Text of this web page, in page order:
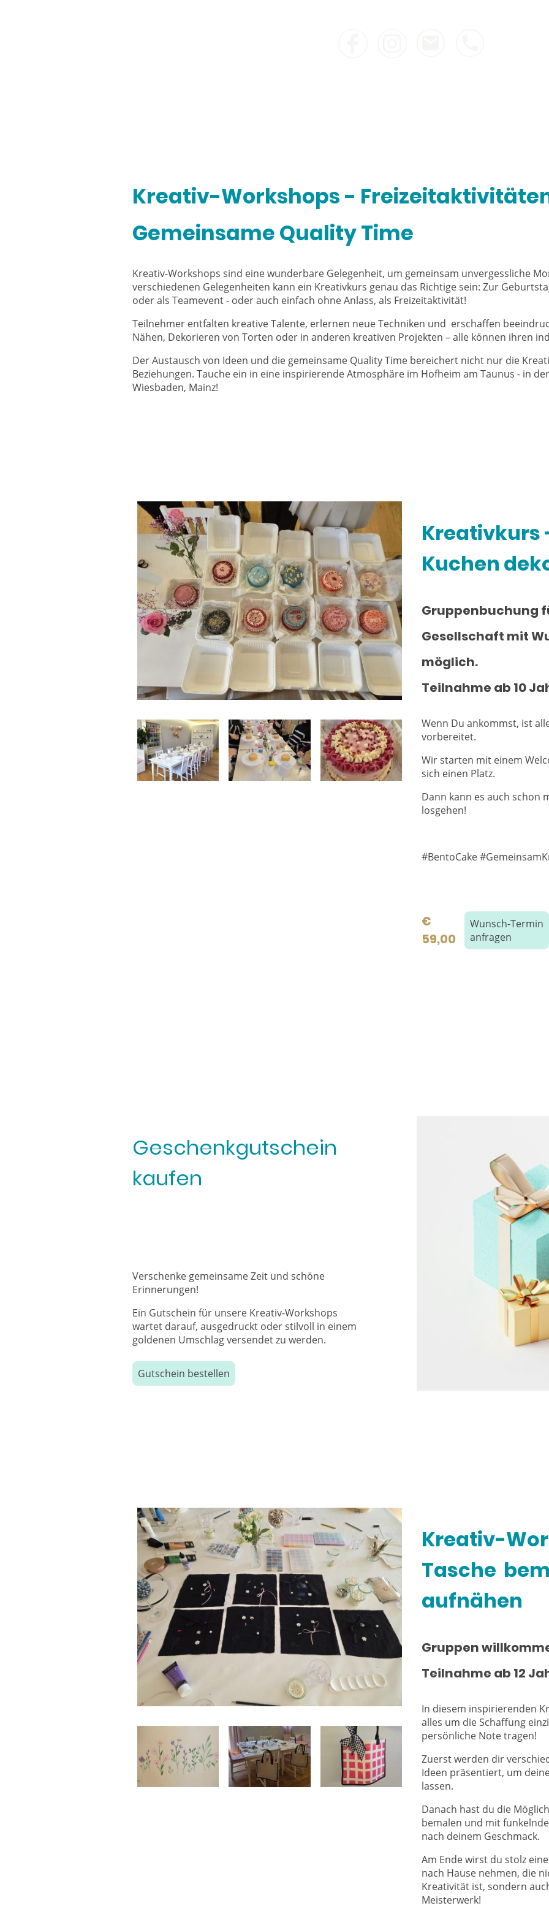
Kreativ-Workshops -
Gemeinsame Quality Time
Kreativ-Workshops sind eine wunderbare Gelegenheit, um gemeinsam unvergessliche
verschiedenen Gelegenheiten kann ein Kreativkurs genau das Richtige sein: Zur
oder als Teamevent - oder auch einfach ohne Anlass, als Freizeitaktivität!
Teilnehmer entfalten kreative Talente, erlernen neue Techniken und erschaffen
Nähen, Dekorieren von Torten oder in anderen kreativen Projekten – alle können ihren
Der Austausch von Ideen und die gemeinsame Quality Time bereichert nicht nur die
Beziehungen. Tauche ein in eine inspirierende Atmosphäre im Hofheim am Taunus - in
Wiesbaden, Mainz!
Kreativkurs
Kuchen
Gruppenbuchung
Gesellschaft mit
möglich.
Teilnahme ab 10
Wenn Du ankommst, ist
vorbereitet.
Wir starten mit einem
sich einen Platz.
Dann kann es auch schon
losgehen!
#BentoCake
€
59,00
Wunsch-Termin
anfragen
Geschenkgutschein
kaufen
Verschenke gemeinsame Zeit und schöne
Erinnerungen!
Ein Gutschein für unsere Kreativ-Workshops
wartet darauf, ausgedruckt oder stilvoll in einem
goldenen Umschlag versendet zu werden.
Gutschein bestellen
Kreativ-
Tasche
aufnähen
Gruppen
Teilnahme ab 12
In diesem inspirierenden
alles um die Schaffung
persönliche Note tragen!
Zuerst werden dir
Ideen präsentiert, um
lassen.
Danach hast du die
bemalen und mit
nach deinem Geschmack.
Am Ende wirst du stolz
nach Hause nehmen, die
Kreativität ist, sondern
Meisterwerk!